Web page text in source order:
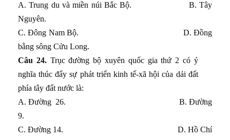
A. Trung du và miền núi Bắc Bộ. B. Tây
Nguyên.
C. Đông Nam Bộ. D. Đồng
bằng sông Cửu Long.
Câu 24. Trục đường bộ xuyên quốc gia thứ 2 có ý
nghĩa thúc đẩy sự phát triển kinh tế-xã hội của dải đất
phía tây đất nước là:
A. Đường 26. B. Đường
9.
C. Đường 14. D. Hồ Chí